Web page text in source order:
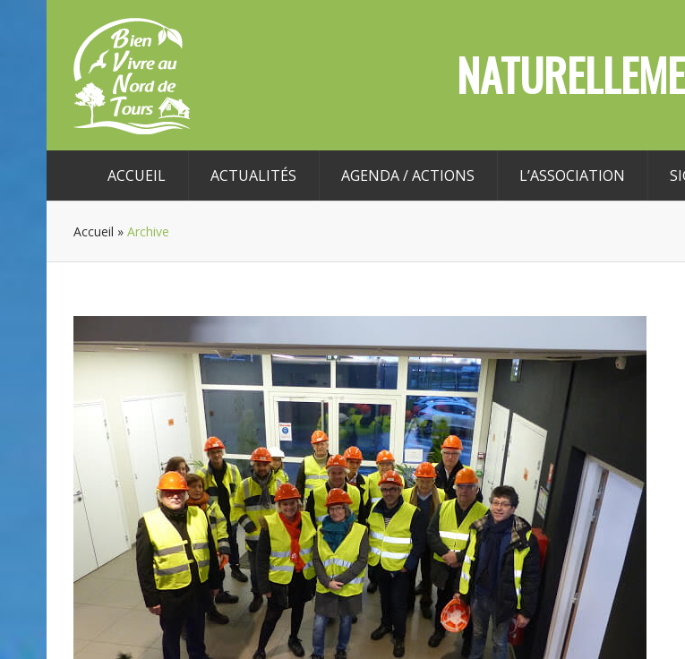
ACCUEIL ACTUALITÉS AGENDA / ACTIONS L’ASSOCIATION
Accueil » Archive